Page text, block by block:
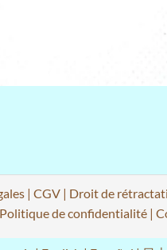
| CGV | Droit de
Politique de confidentialité |